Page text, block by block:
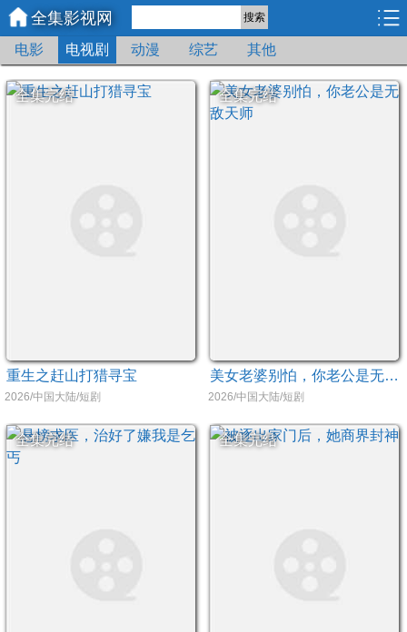
全集影视网 搜索
电影 电视剧 动漫 综艺 其他
全集完结
重生之赶山打猎寻宝
2026/中国大陆/短剧
全集完结
美女老婆别怕，你老公是无敌天师
2026/中国大陆/短剧
全集完结 全集完结